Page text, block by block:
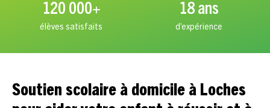
120 000+
élèves satisfaits
18 ans
d’expérience
Soutien scolaire à domicile à Loches